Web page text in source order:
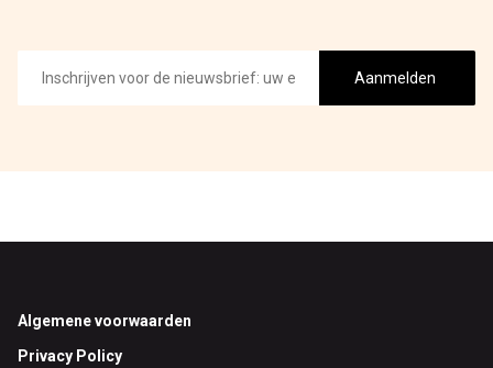
mailadres
Aanmelden
Footer
Algemene voorwaarden
Privacy Policy